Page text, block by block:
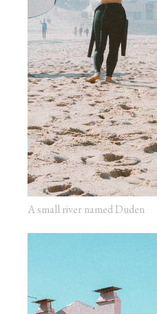
A small river named Duden